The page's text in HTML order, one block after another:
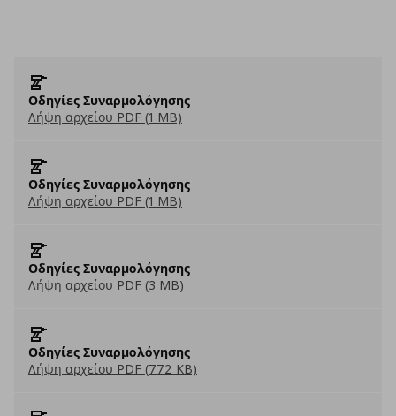
Οδηγίες Συναρμολόγησης
Λήψη αρχείου PDF (1 MB)
Οδηγίες Συναρμολόγησης
Λήψη αρχείου PDF (1 MB)
Οδηγίες Συναρμολόγησης
Λήψη αρχείου PDF (3 MB)
Οδηγίες Συναρμολόγησης
Λήψη αρχείου PDF (772 KB)